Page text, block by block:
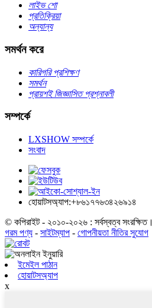
লাইভ শো
প্রতিক্রিয়া
অন্যান্য
সমর্থন করে
কারিগরি প্রশিক্ষণ
সমর্থন
প্রায়শই জিজ্ঞাসিত প্রশ্নাবলী
সম্পর্কে
LXSHOW সম্পর্কে
সংবাদ
হোয়াটসঅ্যাপ:+৮৬১৭৭৬৩৪২৬৯১৪
© কপিরাইট - ২০১০-২০২৬ : সর্বস্বত্ব সংরক্ষিত।
গরম পণ্য - সাইটম্যাপ - গোপনীয়তা নীতির সুযোগ
ইমেইল পাঠান
হোয়াটসঅ্যাপ
x